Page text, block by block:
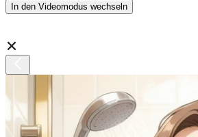
In den Videomodus wechseln